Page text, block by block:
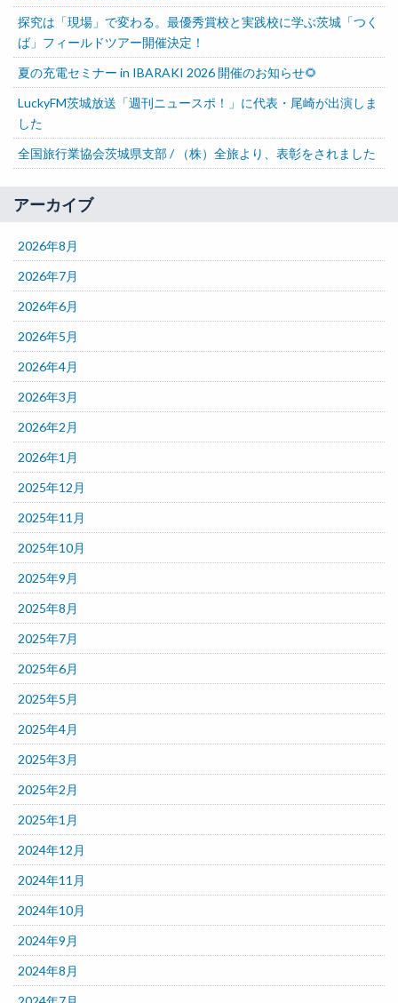
探究は「現場」で変わる。最優秀賞校と実践校に学ぶ茨城「つく
ば」フィールドツアー開催決定！
夏の充電セミナー in IBARAKI 2026 開催のお知らせ🌻
LuckyFM茨城放送「週刊ニュースポ！」に代表・尾崎が出演しま
した
全国旅行業協会茨城県支部 / （株）全旅より、表彰をされました
アーカイブ
2026年8月
2026年7月
2026年6月
2026年5月
2026年4月
2026年3月
2026年2月
2026年1月
2025年12月
2025年11月
2025年10月
2025年9月
2025年8月
2025年7月
2025年6月
2025年5月
2025年4月
2025年3月
2025年2月
2025年1月
2024年12月
2024年11月
2024年10月
2024年9月
2024年8月